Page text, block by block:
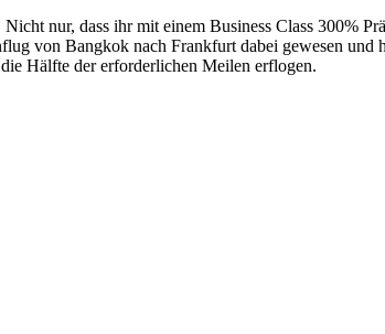
nur, dass ihr mit einem Business Class 300%
von Bangkok nach Frankfurt dabei gewesen
Hälfte der erforderlichen Meilen erflogen.